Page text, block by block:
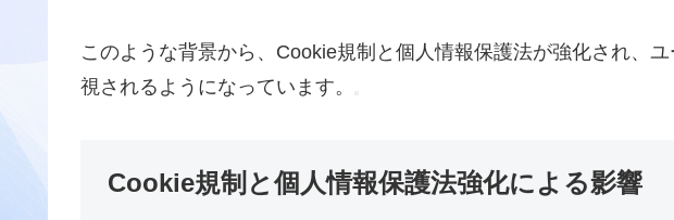
このような背景から、Cookie規制と個人情報保護法が強化され、
視されるようになっています。
Cookie規制と個人情報保護法強化による影響